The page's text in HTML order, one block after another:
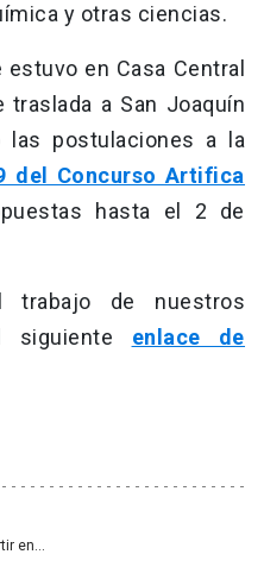
y otras ciencias.
en Casa Central
a San Joaquín
las postulaciones a la
del Concurso Artifica
hasta el 2 de
de nuestros
siguiente enlace de
en...